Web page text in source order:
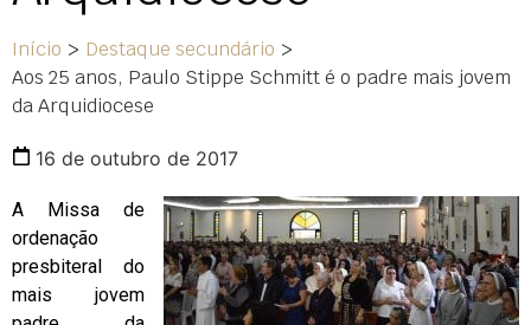
Início > Destaque secundário >
Aos 25 anos, Paulo Stippe Schmitt é o padre mais jovem
da Arquidiocese
16 de outubro de 2017
A Missa de
ordenação
presbiteral do
mais jovem